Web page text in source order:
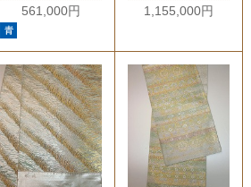
561,000円
1,155,000円